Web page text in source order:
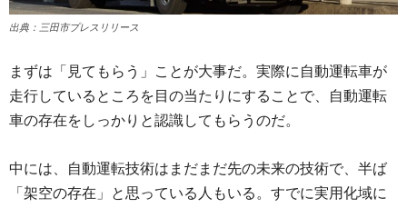
出典：三田市プレスリリース
まずは「見てもらう」ことが大事だ。実際に自動運転車が
走行しているところを目の当たりにすることで、自動運転
車の存在をしっかりと認識してもらうのだ。
中には、自動運転技術はまだまだ先の未来の技術で、半ば
「架空の存在」と思っている人もいる。すでに実用化域に